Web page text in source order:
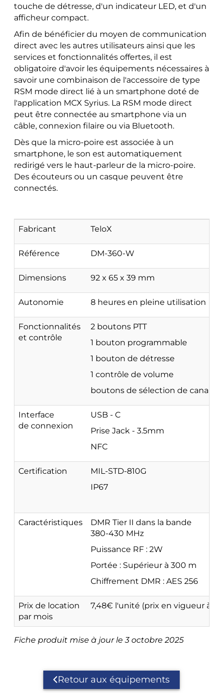
touche de détresse, d'un indicateur LED, et d'un
afficheur compact.
Afin de bénéficier du moyen de communication
direct avec les autres utilisateurs ainsi que les
services et fonctionnalités offertes, il est
obligatoire d'avoir les équipements nécessaires à
savoir une combinaison de l'accessoire de type
RSM mode direct lié à un smartphone doté de
l'application MCX Syrius. La RSM mode direct
peut être connectée au smartphone via un
câble, connexion filaire ou via Bluetooth.
Dès que la micro-poire est associée à un
smartphone, le son est automatiquement
redirigé vers le haut-parleur de la micro-poire.
Des écouteurs ou un casque peuvent être
connectés.
Fabricant TeloX
Référence DM-360-W
Dimensions 92 x 65 x 39 mm
Autonomie 8 heures en pleine utilisation
Fonctionnalités
et contrôle
2 boutons PTT
1 bouton programmable
1 bouton de détresse
1 contrôle de volume
boutons de sélection de canal
Interface
de connexion
USB - C
Prise Jack - 3.5mm
NFC
Certification
MIL-STD-810G
IP67
Caractéristiques
DMR Tier II dans la bande
380-430 MHz
Puissance RF : 2W
Portée : Supérieur à 300 m
Chiffrement DMR : AES 256
Prix de location
par mois
7,48€ l'unité (prix en vigueur à
Fiche produit mise à jour le 3 octobre 2025
Retour aux équipements